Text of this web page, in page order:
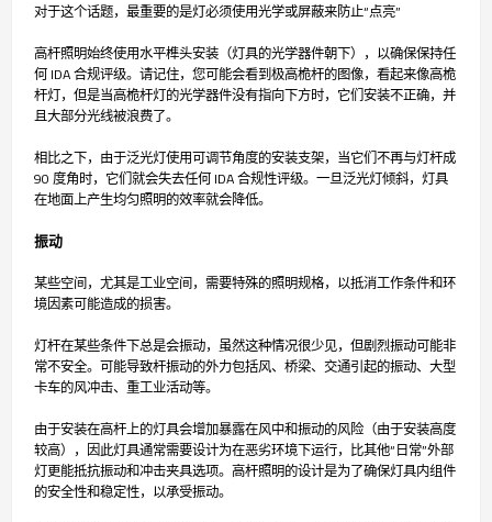
对于这个话题，最重要的是灯必须使用光学或屏蔽来防止“点亮”
高杆照明始终使用水平榫头安装（灯具的光学器件朝下），以确保保持任
何 IDA 合规评级。请记住，您可能会看到极高桅杆的图像，看起来像高桅
杆灯，但是当高桅杆灯的光学器件没有指向下方时，它们安装不正确，并
且大部分光线被浪费了。
相比之下，由于泛光灯使用可调节角度的安装支架，当它们不再与灯杆成
90 度角时，它们就会失去任何 IDA 合规性评级。一旦泛光灯倾斜，灯具
在地面上产生均匀照明的效率就会降低。
振动
某些空间，尤其是工业空间，需要特殊的照明规格，以抵消工作条件和环
境因素可能造成的损害。
灯杆在某些条件下总是会振动，虽然这种情况很少见，但剧烈振动可能非
常不安全。可能导致杆振动的外力包括风、桥梁、交通引起的振动、大型
卡车的风冲击、重工业活动等。
由于安装在高杆上的灯具会增加暴露在风中和振动的风险（由于安装高度
较高），因此灯具通常需要设计为在恶劣环境下运行，比其他“日常”外部
灯更能抵抗振动和冲击夹具选项。高杆照明的设计是为了确保灯具内组件
的安全性和稳定性，以承受振动。